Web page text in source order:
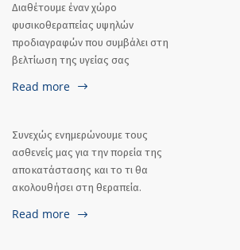
Διαθέτουμε έναν χώρο
φυσικοθεραπείας υψηλών
προδιαγραφών που συμβάλει στη
βελτίωση της υγείας σας
Read more
Συνεχώς ενημερώνουμε τους
ασθενείς μας για την πορεία της
αποκατάστασης και το τι θα
ακολουθήσει στη θεραπεία.
Read more